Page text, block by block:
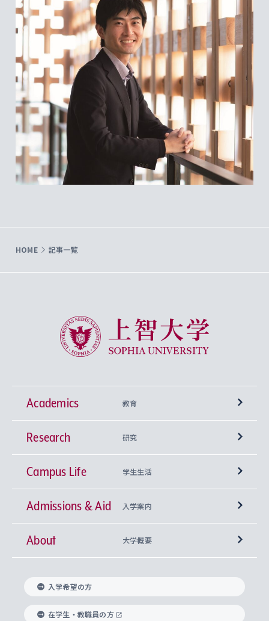
HOME 記事一覧
上智大学 Sophia University
Academics 教育
学部
神学部
文学部
総合人間科学部
経済学部
興味から学科を探す
上智大学の全学共通教育
基盤教育センター
キリスト教人間学
身体知
上智大学の語学教育
言語教育研究センター
上智大学のグローバル教育
グローバル教育センター
学びのサポート
Research 研究
研究所 等
キリスト教文化研究所
中世思想研究所
国際言語情報研究所
Sophia Open Research Weeks (SORW)
産官学連携
知的財産
研究支援制度
Campus Life 学生生活
学期区分と授業時間割
課外活動
課外教育プログラム
ボランティア活動
グローバルな学びのコミュニティ
学生の相談窓口
Admissions & Aid 入学案内
上智大学で取得できる学位
入れの方針）
科目等履修生
About 大学概要
理事長・学長メッセージ
学長・副学長紹介
上智大学の精神
入学希望の方
在学生・教職員の方